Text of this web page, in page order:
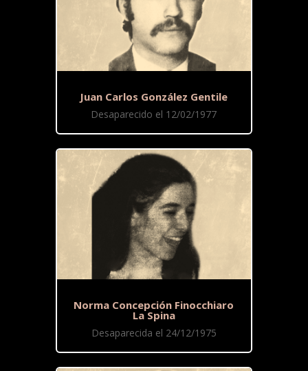
Juan Carlos González Gentile
Desaparecido el 12/02/1977
Norma Concepción Finocchiaro
La Spina
Desaparecida el 24/12/1975